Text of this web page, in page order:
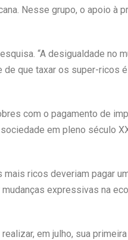
Nesse grupo, o apoio à
“A desigualdade no
de que taxar os super-ricos
com o pagamento de
em pleno século
ricos deveriam pagar
expressivas na
em julho, sua